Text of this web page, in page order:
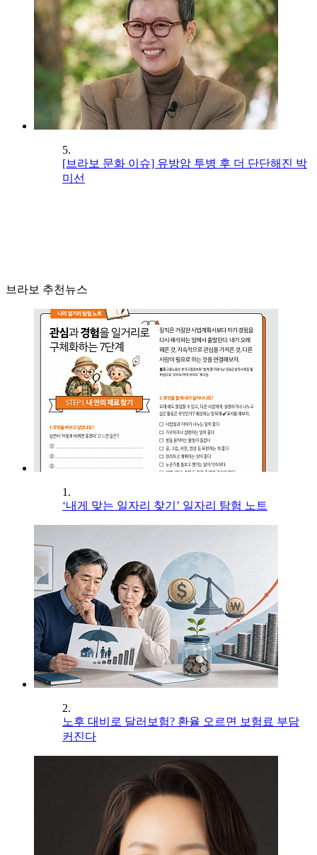
5.
[브라보 문화 이슈] 유방암 투병 후 더 단단해진 박
미선
브라보 추천뉴스
1.
‘내게 맞는 일자리 찾기’ 일자리 탐험 노트
2.
노후 대비로 달러보험? 환율 오르면 보험료 부담
커진다